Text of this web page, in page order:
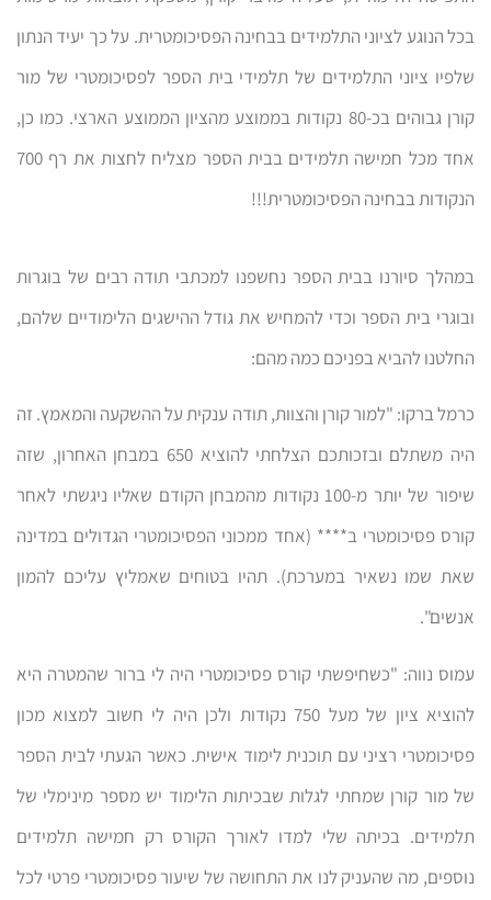
בכל הנוגע לציוני התלמידים בבחינה הפסיכומטרית. על כך יעיד הנתון
שלפיו ציוני התלמידים של תלמידי בית הספר לפסיכומטרי של מור
קורן גבוהים בכ-80 נקודות בממוצע מהציון הממוצע הארצי. כמו כן,
אחד מכל חמישה תלמידים בבית הספר מצליח לחצות את רף 700
הנקודות בבחינה הפסיכומטרית!!!
במהלך סיורנו בבית הספר נחשפנו למכתבי תודה רבים של בוגרות
ובוגרי בית הספר וכדי להמחיש את גודל ההישגים הלימודיים שלהם,
החלטנו להביא בפניכם כמה מהם:
כרמל ברקו: "למור קורן והצוות, תודה ענקית על ההשקעה והמאמץ. זה
היה משתלם ובזכותכם הצלחתי להוציא 650 במבחן האחרון, שזה
שיפור של יותר מ-100 נקודות מהמבחן הקודם שאליו ניגשתי לאחר
קורס פסיכומטרי ב**** (אחד ממכוני הפסיכומטרי הגדולים במדינה
שאת שמו נשאיר במערכת). תהיו בטוחים שאמליץ עליכם להמון
אנשים".
עמוס נווה: "כשחיפשתי קורס פסיכומטרי היה לי ברור שהמטרה היא
להוציא ציון של מעל 750 נקודות ולכן היה לי חשוב למצוא מכון
פסיכומטרי רציני עם תוכנית לימוד אישית. כאשר הגעתי לבית הספר
של מור קורן שמחתי לגלות שבכיתות הלימוד יש מספר מינימלי של
תלמידים. בכיתה שלי למדו לאורך הקורס רק חמישה תלמידים
נוספים, מה שהעניק לנו את התחושה של שיעור פסיכומטרי פרטי לכל